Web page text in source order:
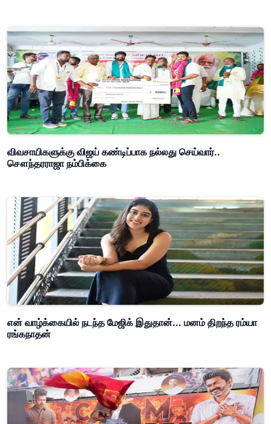
விவசாயிகளுக்கு விஜய் கண்டிப்பாக நல்லது செய்வார்..
சௌந்தரராஜா நம்பிக்கை
என் வாழ்க்கையில் நடந்த மேஜிக் இதுதான்... மனம் திறந்த ரம்யா
ரங்கநாதன்